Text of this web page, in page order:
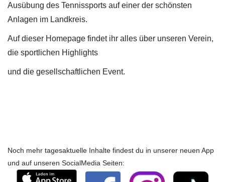
Ausübung des Tennissports auf einer der schönsten
Anlagen im Landkreis.
Auf dieser Homepage findet ihr alles über unseren Verein,
die sportlichen Highlights
und die gesellschaftlichen Event.
Noch mehr tagesaktuelle Inhalte findest du in unserer neuen App
und auf unseren SocialMedia Seiten: